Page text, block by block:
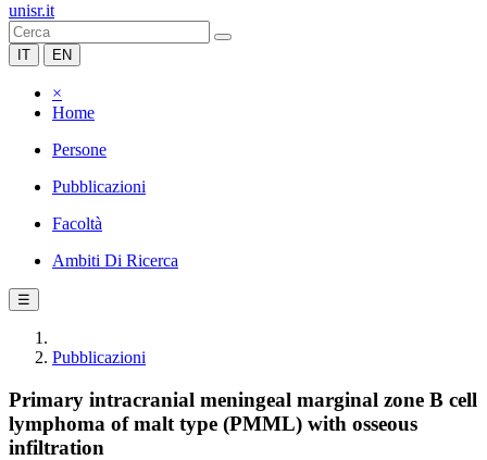
unisr.it
IT EN
×
Home
Persone
Pubblicazioni
Facoltà
Ambiti Di Ricerca
☰
Pubblicazioni
Primary intracranial meningeal marginal zone B cell
lymphoma of malt type (PMML) with osseous
infiltration